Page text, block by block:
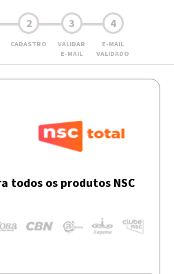
2
CADASTRO
3
VALIDAR
E-MAIL
4
E-MAIL
VALIDADO
todos os produtos NSC